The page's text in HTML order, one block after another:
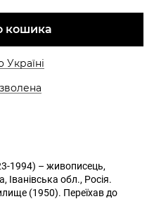
кошика
Україні
1994) – живописець,
обл., Росія.
(1950). Переїхав до